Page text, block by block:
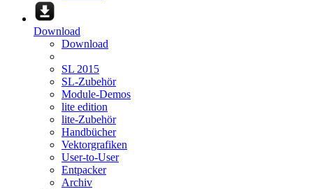
Download
Download
SL 2015
SL-Zubehör
Module-Demos
lite edition
lite-Zubehör
Handbücher
Vektorgrafiken
User-to-User
Entpacker
Archiv